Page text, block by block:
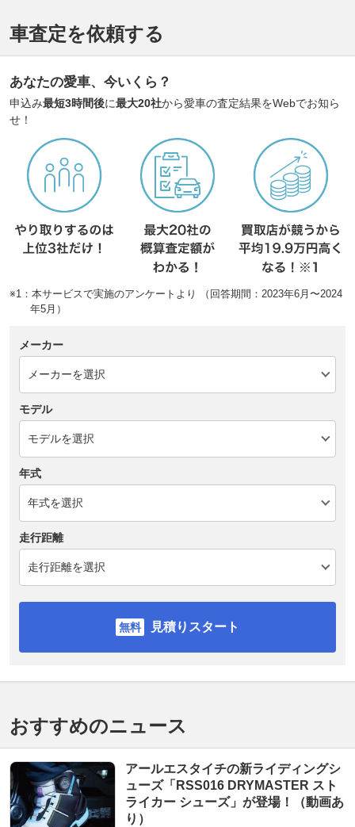
車査定を依頼する
あなたの愛車、今いくら？
申込み最短3時間後に最大20社から愛車の査定結果をWebでお知ら
せ！
※1：本サービスで実施のアンケートより （回答期間：2023年6月〜2024
年5月）
メーカー
モデル
年式
走行距離
見積りスタート
おすすめのニュース
アールエスタイチの新ライディングシ
ューズ「RSS016 DRYMASTER スト
ライカー シューズ」が登場！（動画あ
り）